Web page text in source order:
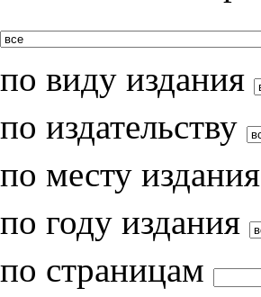
по виду издания
по издательству
по месту издания
по году издания
по страницам